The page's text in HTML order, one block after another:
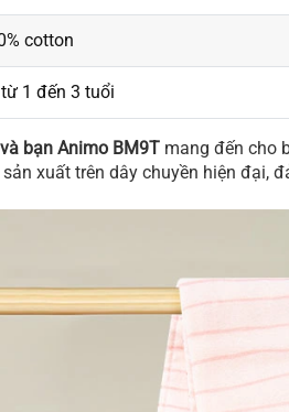
cotton
từ 1 đến 3 tuổi
bạn Animo BM9T mang đến cho
xuất trên dây chuyền hiện đại,